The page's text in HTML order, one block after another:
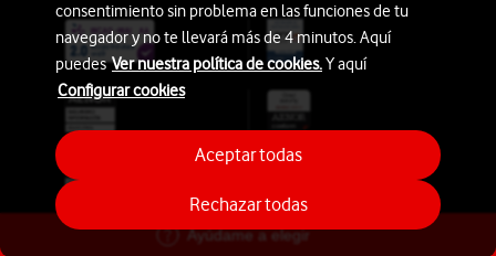
Ayúdame a elegir
consentimiento sin problema en las funciones de tu
navegador y no te llevará más de 4 minutos. Aquí
puedesVer nuestra política de cookies.Y aquí
Configurar cookies
Rechazar todas
Aceptar todas